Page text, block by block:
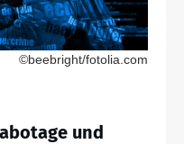
©beebright/fotolia.com
und